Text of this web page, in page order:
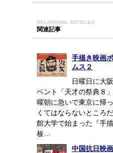
RELATIONAL ARTICLES
関連記事
手描き映画
ムス２
日曜日に大
ベント「天才の祭典８
曜朝に急いで東京に帰
くてはならないところ
館大学で始まった『手
板…
中国抗日映